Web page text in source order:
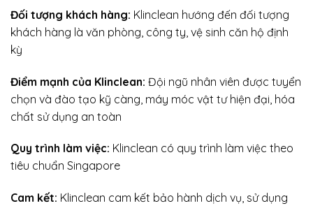
Đối tượng khách hàng: Klinclean hướng đến đối tượng
khách hàng là văn phòng, công ty, vệ sinh căn hộ định
kỳ
Điểm mạnh của Klinclean: Đội ngũ nhân viên được tuyển
chọn và đào tạo kỹ càng, máy móc vật tư hiện đại, hóa
chất sử dụng an toàn
Quy trình làm việc: Klinclean có quy trình làm việc theo
tiêu chuẩn Singapore
Cam kết: Klinclean cam kết bảo hành dịch vụ, sử dụng